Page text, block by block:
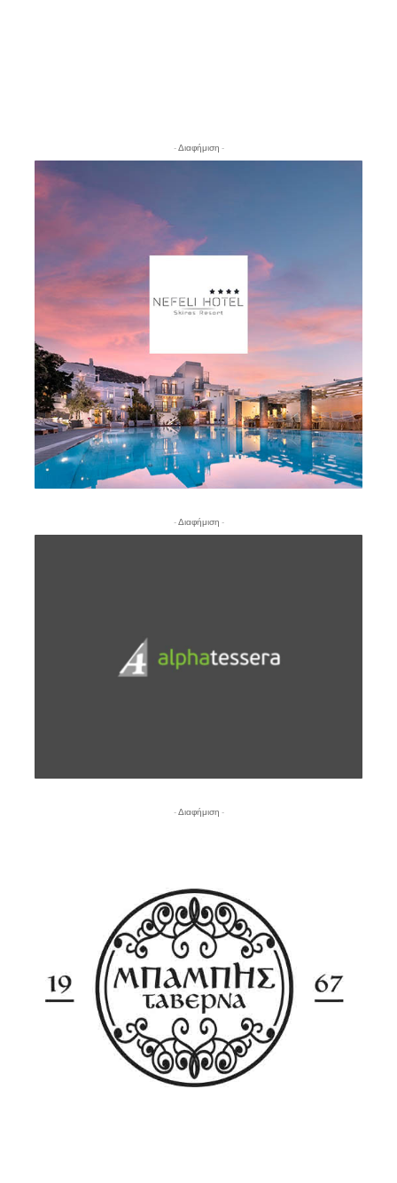
- Διαφήμιση -
- Διαφήμιση -
- Διαφήμιση -